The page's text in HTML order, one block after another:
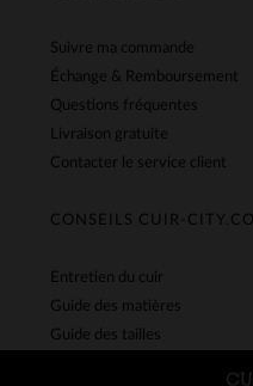
Suivre ma commande
Échange & Remboursement
Questions fréquentes
Livraison gratuite
Contacter le service client
CONSEILS CUIR-
Entretien du cuir
Guide des matières
Guide des tailles